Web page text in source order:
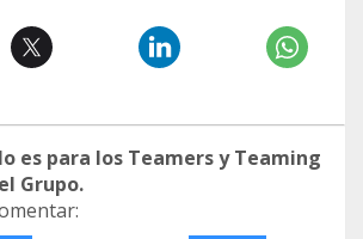
es para los Teamers y Teaming
Grupo.